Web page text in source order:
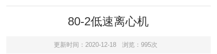
80-2低速离心机
更新时间：2020-12-18 浏览：995次